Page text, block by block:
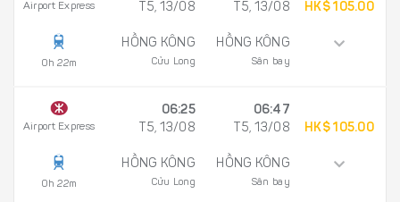
Airport Express
0h 22m
T5, 13/08
HỒNG KÔNG
Cửu Long
T5, 13/08
HỒNG KÔNG
Sân bay
HK$ 105.00
Airport Express
0h 22m
06:25
T5, 13/08
HỒNG KÔNG
Cửu Long
06:47
T5, 13/08
HỒNG KÔNG
Sân bay
HK$ 105.00